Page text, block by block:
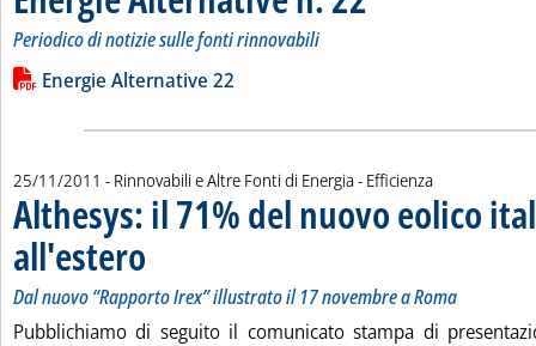
Periodico di notizie sulle fonti rinnovabili
Leggi tutta la notizia: 'Energie Alternative n. 22'
Lista allegati PDF alla notizia
Energie Alternative 22
25/11/2011 - Rinnovabili e Altre Fonti di Energia - Efficienza
Althesys: il 71% del nuovo eolico
all'estero
Dal nuovo “Rapporto Irex” illustrato il 17 novembre a Roma
Pubblichiamo di seguito il comunicato stampa di